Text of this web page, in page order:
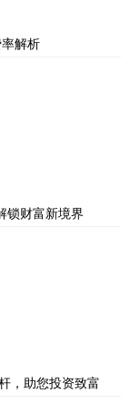
解析
锁财富新境界
，助您投资致富